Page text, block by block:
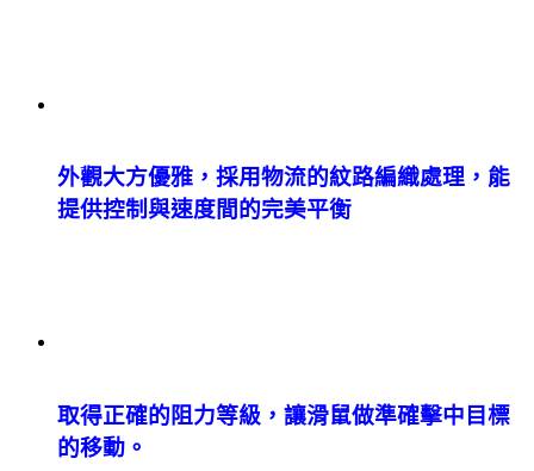
外觀大方優雅，採用物流的紋路編織處理，能
提供控制與速度間的完美平衡
取得正確的阻力等級，讓滑鼠做準確擊中目標
的移動。